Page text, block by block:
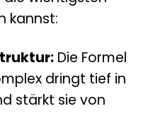
kannst:
Die Formel
dringt tief in
stärkt sie von